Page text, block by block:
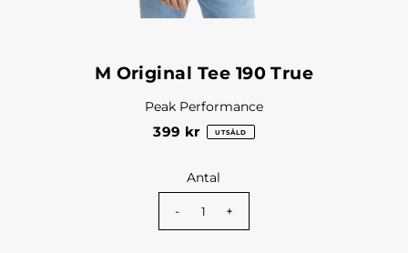
M Original Tee 190 True
Peak Performance
399 kr UTSÅLD
Antal
- +